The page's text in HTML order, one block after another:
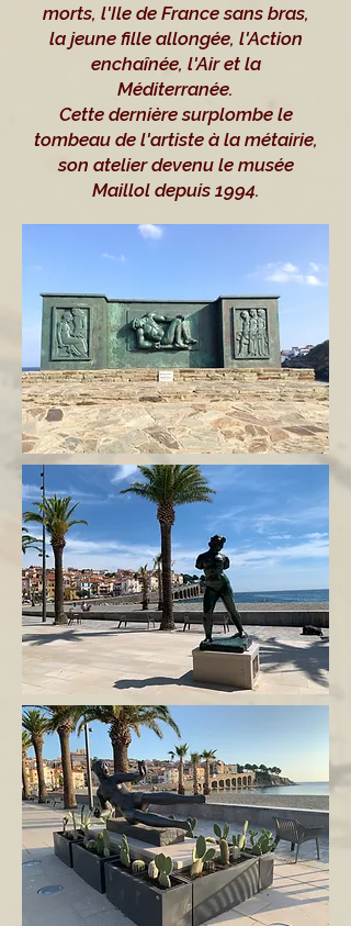
morts, l'Ile de France sans bras,
la jeune fille allongée, l'Action
enchaînée, l'Air et la
Méditerranée.
Cette dernière surplombe le
tombeau de l'artiste à la métairie,
son atelier devenu le musée
Maillol depuis 1994.